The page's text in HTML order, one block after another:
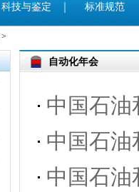
科技与鉴定 标准规范
>
自动化年会
中国石油
中国石油
中国石油